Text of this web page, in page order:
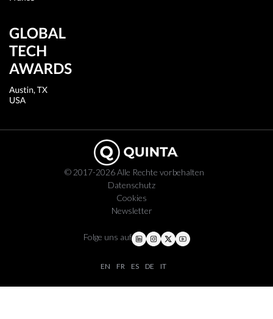
© 2017-2026 Alle Rechte vorbehalten
Datenschutz
Cookies
Newsletter
Folge uns auf
EN FR ES DE IT